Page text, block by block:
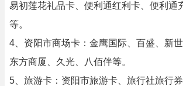
易初莲花礼品卡、便利通红利卡、便利通
等。
4、资阳市商场卡：金鹰国际、百盛、新世
东方商厦、久光、八佰伴等。
5、旅游卡：资阳市旅游卡、旅行社旅行